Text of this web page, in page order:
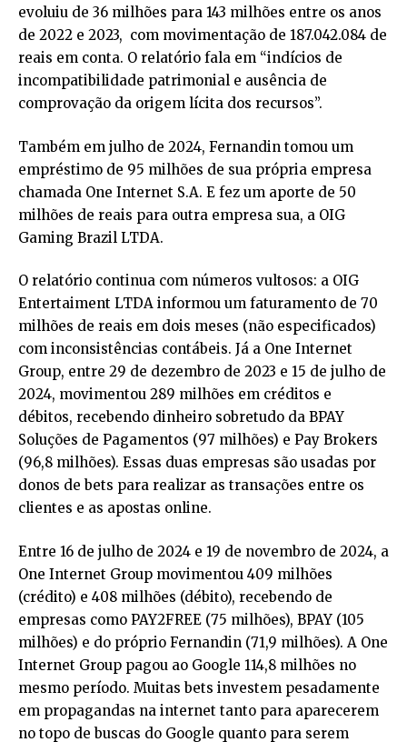
evoluiu de 36 milhões para 143 milhões entre os anos
de 2022 e 2023, com movimentação de 187.042.084 de
reais em conta. O relatório fala em “indícios de
incompatibilidade patrimonial e ausência de
comprovação da origem lícita dos recursos”.
Também em julho de 2024, Fernandin tomou um
empréstimo de 95 milhões de sua própria empresa
chamada One Internet S.A. E fez um aporte de 50
milhões de reais para outra empresa sua, a OIG
Gaming Brazil LTDA.
O relatório continua com números vultosos: a OIG
Entertaiment LTDA informou um faturamento de 70
milhões de reais em dois meses (não especificados)
com inconsistências contábeis. Já a One Internet
Group, entre 29 de dezembro de 2023 e 15 de julho de
2024, movimentou 289 milhões em créditos e
débitos, recebendo dinheiro sobretudo da BPAY
Soluções de Pagamentos (97 milhões) e Pay Brokers
(96,8 milhões). Essas duas empresas são usadas por
donos de bets para realizar as transações entre os
clientes e as apostas online.
Entre 16 de julho de 2024 e 19 de novembro de 2024, a
One Internet Group movimentou 409 milhões
(crédito) e 408 milhões (débito), recebendo de
empresas como PAY2FREE (75 milhões), BPAY (105
milhões) e do próprio Fernandin (71,9 milhões). A One
Internet Group pagou ao Google 114,8 milhões no
mesmo período. Muitas bets investem pesadamente
em propagandas na internet tanto para aparecerem
no topo de buscas do Google quanto para serem